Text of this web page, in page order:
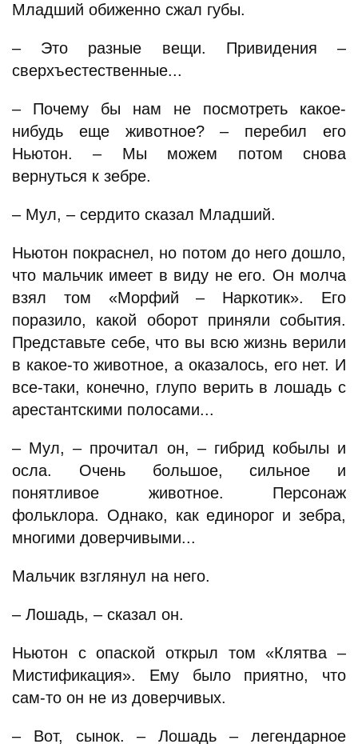
Младший обиженно сжал губы.
– Это разные вещи. Привидения –
сверхъестественные...
– Почему бы нам не посмотреть какое-
нибудь еще животное? – перебил его
Ньютон. – Мы можем потом снова
вернуться к зебре.
– Мул, – сердито сказал Младший.
Ньютон покраснел, но потом до него дошло,
что мальчик имеет в виду не его. Он молча
взял том «Морфий – Наркотик». Его
поразило, какой оборот приняли события.
Представьте себе, что вы всю жизнь верили
в какое-то животное, а оказалось, его нет. И
все-таки, конечно, глупо верить в лошадь с
арестантскими полосами...
– Мул, – прочитал он, – гибрид кобылы и
осла. Очень большое, сильное и
понятливое животное. Персонаж
фольклора. Однако, как единорог и зебра,
многими доверчивыми...
Мальчик взглянул на него.
– Лошадь, – сказал он.
Ньютон с опаской открыл том «Клятва –
Мистификация». Ему было приятно, что
сам-то он не из доверчивых.
– Вот, сынок. – Лошадь – легендарное